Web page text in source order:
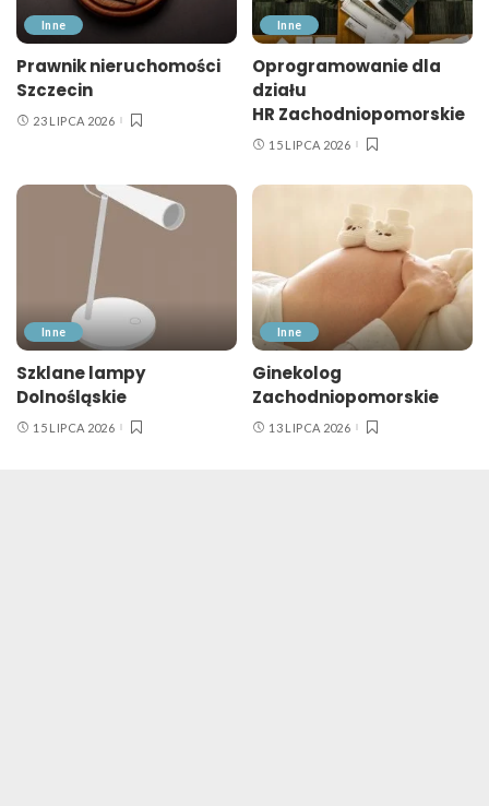
Inne
Prawnik nieruchomości
Szczecin
23 LIPCA 2026
Inne
Oprogramowanie dla
działu
HR Zachodniopomorskie
15 LIPCA 2026
Inne
Szklane lampy
Dolnośląskie
15 LIPCA 2026
Inne
Ginekolog
Zachodniopomorskie
13 LIPCA 2026